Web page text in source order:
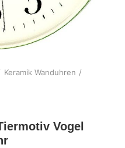
Keramik Wanduhren
Vogel